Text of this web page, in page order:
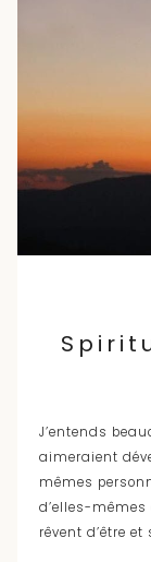
J’entends
aimeraient
mêmes
d’elles-
rêvent d’être